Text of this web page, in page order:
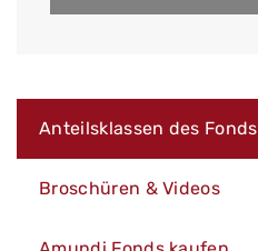
Anteilsklassen des Fonds
Broschüren & Videos